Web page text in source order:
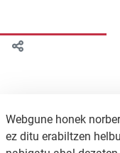
Webgune honek
ez ditu erabiltzen